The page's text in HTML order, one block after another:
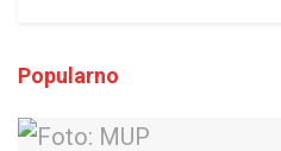
Popularno